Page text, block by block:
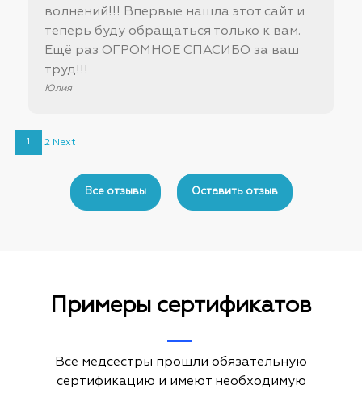
волнений!!! Впервые нашла этот сайт и
теперь буду обращаться только к вам.
Ещё раз ОГРОМНОЕ СПАСИБО за ваш
труд!!!
Юлия
Site
navigation
Страница
1 Страница
2 Next
Все отзывы Оставить отзыв
Примеры сертификатов
Все медсестры прошли обязательную
сертификацию и имеют необходимую